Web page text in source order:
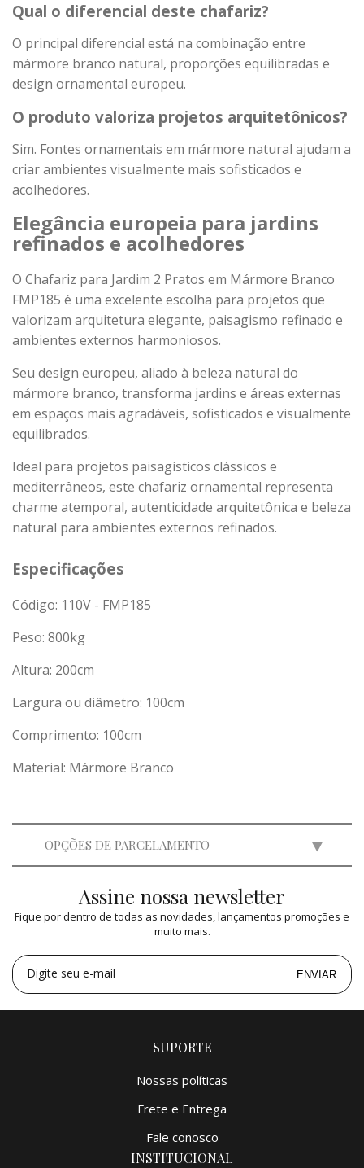
Qual o diferencial deste chafariz?
O principal diferencial está na combinação entre
mármore branco natural, proporções equilibradas e
design ornamental europeu.
O produto valoriza projetos arquitetônicos?
Sim. Fontes ornamentais em mármore natural ajudam a
criar ambientes visualmente mais sofisticados e
acolhedores.
Elegância europeia para jardins
refinados e acolhedores
O Chafariz para Jardim 2 Pratos em Mármore Branco
FMP185 é uma excelente escolha para projetos que
valorizam arquitetura elegante, paisagismo refinado e
ambientes externos harmoniosos.
Seu design europeu, aliado à beleza natural do
mármore branco, transforma jardins e áreas externas
em espaços mais agradáveis, sofisticados e visualmente
equilibrados.
Ideal para projetos paisagísticos clássicos e
mediterrâneos, este chafariz ornamental representa
charme atemporal, autenticidade arquitetônica e beleza
natural para ambientes externos refinados.
Especificações
Código: 110V - FMP185
Peso: 800kg
Altura: 200cm
Largura ou diâmetro: 100cm
Comprimento: 100cm
Material: Mármore Branco
OPÇÕES DE PARCELAMENTO
deR$ 17.750,00 =R$ 35.500,00
3x deR$ 11.832,15 =R$ 35.496,45
R$ 7.100,00
Assine nossa newsletter
Fique por dentro de todas as novidades, lançamentos promoções e
muito mais.
Digite seu e-mail ENVIAR
SUPORTE
Nossas políticas
Frete e Entrega
Fale conosco
INSTITUCIONAL